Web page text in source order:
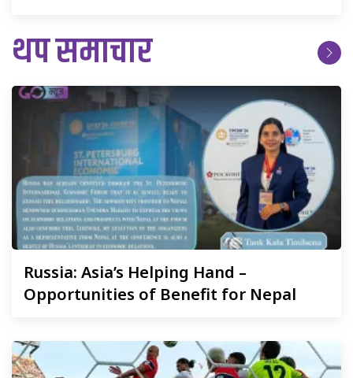
थप समाचार
Russia: Asia’s Helping Hand –
Opportunities of Benefit for Nepal